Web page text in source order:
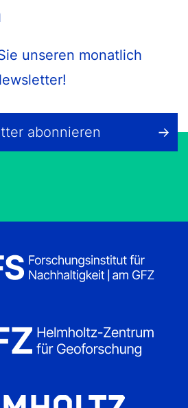
unseren monatlich
abonnieren